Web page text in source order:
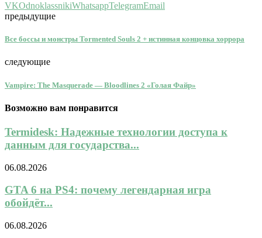
VKOdnoklassnikiWhatsappTelegramEmail
предыдущие
Все боссы и монстры Tormented Souls 2 + истинная концовка хоррора
следующие
Vampire: The Masquerade — Bloodlines 2 «Голая Файр»
Возможно вам понравится
Termidesk: Надежные технологии доступа к
данным для государства...
06.08.2026
GTA 6 на PS4: почему легендарная игра
обойдёт...
06.08.2026